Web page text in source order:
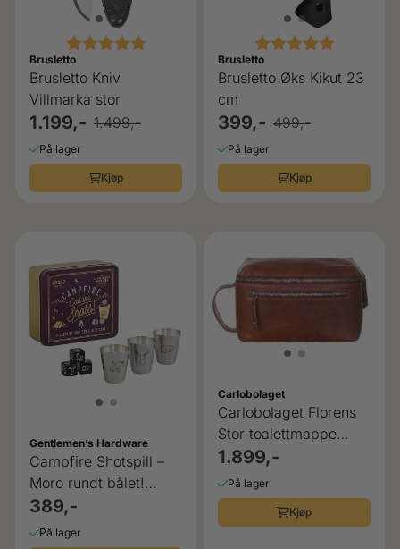
Karakter: 5.0 av 5 mulige
Brusletto
Brusletto Kniv
Villmarka stor
1.199,- 1.499,-
På lager
Kjøp
Karakter: 5.0 av 5
Brusletto
Brusletto Øks Kikut 23
cm
399,- 499,-
På lager
Kjøp
Gentlemen’s Hardware
Campfire Shotspill –
Moro rundt bålet!
Gentlemen’s Hardware
389,-
På lager
Carlobolaget
Carlobolaget Florens
Stor toalettmappe
høykvalitets skinn
1.899,-
På lager
Kjøp